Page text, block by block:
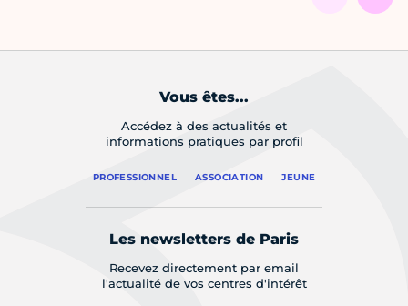
Vous êtes...
Accédez à des actualités et
informations pratiques par profil
PROFESSIONNEL ASSOCIATION JEUNE
Les newsletters de Paris
Recevez directement par email
l'actualité de vos centres d'intérêt